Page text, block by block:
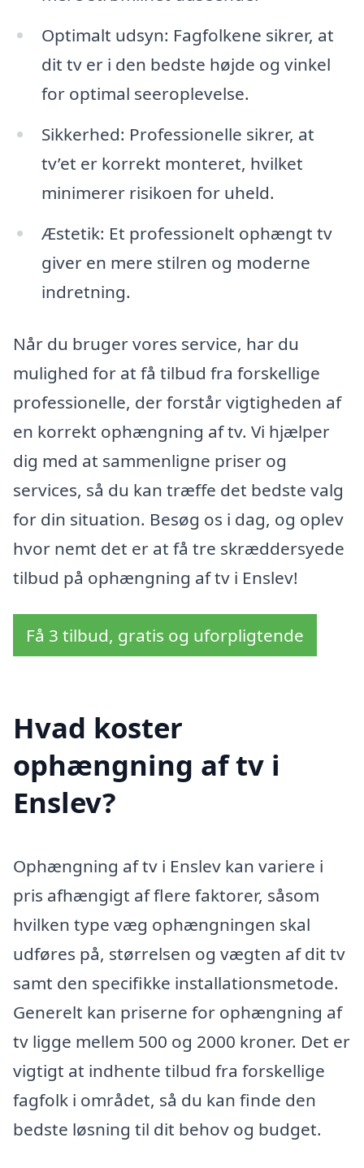
Optimalt udsyn: Fagfolkene sikrer, at
dit tv er i den bedste højde og vinkel
for optimal seeroplevelse.
Sikkerhed: Professionelle sikrer, at
tv’et er korrekt monteret, hvilket
minimerer risikoen for uheld.
Æstetik: Et professionelt ophængt tv
giver en mere stilren og moderne
indretning.
Når du bruger vores service, har du
mulighed for at få tilbud fra forskellige
professionelle, der forstår vigtigheden af
en korrekt ophængning af tv. Vi hjælper
dig med at sammenligne priser og
services, så du kan træffe det bedste valg
for din situation. Besøg os i dag, og oplev
hvor nemt det er at få tre skræddersyede
tilbud på ophængning af tv i Enslev!
Få 3 tilbud, gratis og uforpligtende
Hvad koster
ophængning af tv i
Enslev?
Ophængning af tv i Enslev kan variere i
pris afhængigt af flere faktorer, såsom
hvilken type væg ophængningen skal
udføres på, størrelsen og vægten af dit tv
samt den specifikke installationsmetode.
Generelt kan priserne for ophængning af
tv ligge mellem 500 og 2000 kroner. Det er
vigtigt at indhente tilbud fra forskellige
fagfolk i området, så du kan finde den
bedste løsning til dit behov og budget.